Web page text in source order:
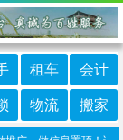
租车 会计
物流 搬家